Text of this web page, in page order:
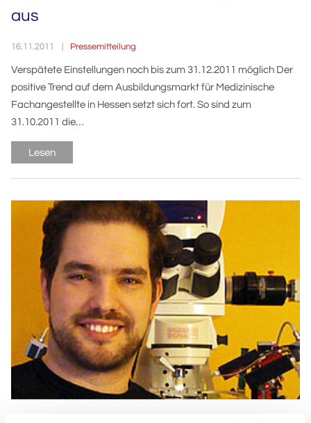
aus
16.11.2011 Pressemitteilung
Verspätete Einstellungen noch bis zum 31.12.2011 möglich Der
positive Trend auf dem Ausbildungsmarkt für Medizinische
Fachangestellte in Hessen setzt sich fort. So sind zum
31.10.2011 die…
Lesen